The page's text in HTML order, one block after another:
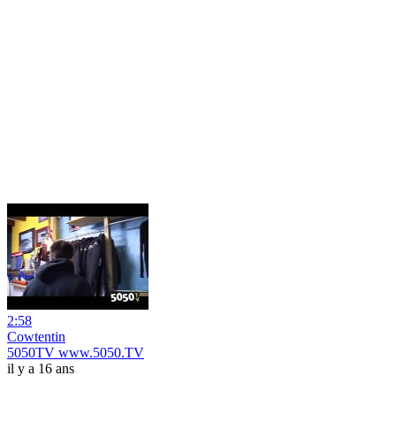
2:58
Cowtentin
5050TV www.5050.TV
il y a 16 ans